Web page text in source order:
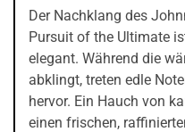
Der Nachklang des
Pursuit of the Ultimate
elegant. Während die
abklingt, treten edle
hervor. Ein Hauch von
einen frischen,